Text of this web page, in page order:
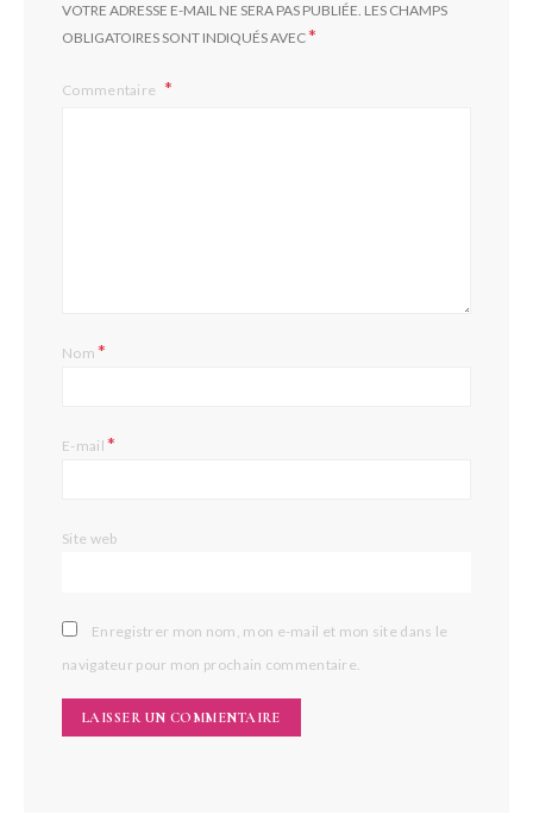
VOTRE ADRESSE E-MAIL NE SERA PAS PUBLIÉE. LES CHAMPS
OBLIGATOIRES SONT INDIQUÉS AVEC*
Commentaire
Nom*
E-mail*
Site web
Enregistrer mon nom, mon e-mail et mon site dans le
navigateur pour mon prochain commentaire.